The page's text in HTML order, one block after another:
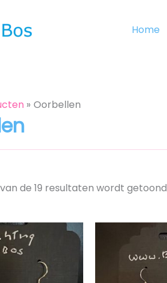
Home
Oorbellen
de 19 resultaten wordt getoond